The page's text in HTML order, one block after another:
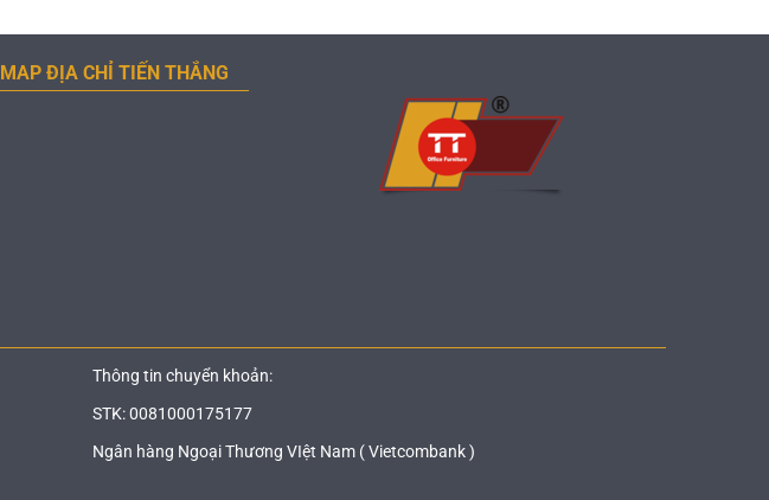
MAP ĐỊA CHỈ TIẾN THẮNG
Thông tin chuyển khoản:
STK: 0081000175177
Ngân hàng Ngoại Thương VIệt Nam ( Vietcombank )